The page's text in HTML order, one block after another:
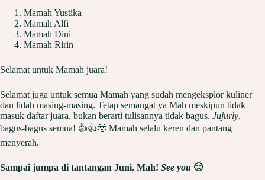
Mamah Yustika
Mamah Alfi
Mamah Dini
Mamah Ririn
Selamat untuk Mamah juara!
Selamat juga untuk semua Mamah yang sudah mengeksplor kuliner
dan lidah masing-masing. Tetap semangat ya Mah meskipun tidak
masuk daftar juara, bukan berarti tulisannya tidak bagus. Jujurly,
bagus-bagus semua! 👍👍🥹 Mamah selalu keren dan pantang
menyerah.
Sampai jumpa di tantangan Juni, Mah! See you 🙂